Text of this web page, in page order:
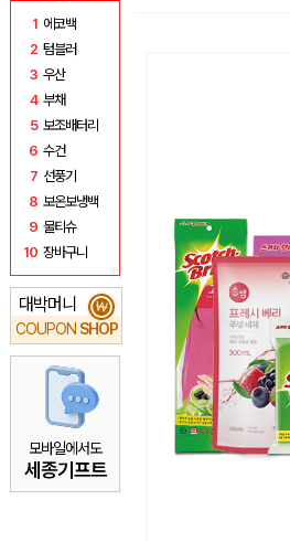
1 에코백
2 텀블러
3 우산
4 부채
5 보조배터리
6 수건
7 선풍기
8 보온보냉백
9 물티슈
10 장바구니
대박머니
COUPON SHOP
₩
모바일에서도
세종기프트